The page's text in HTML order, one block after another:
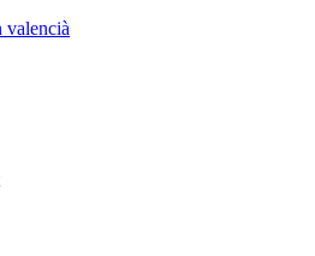
valencià